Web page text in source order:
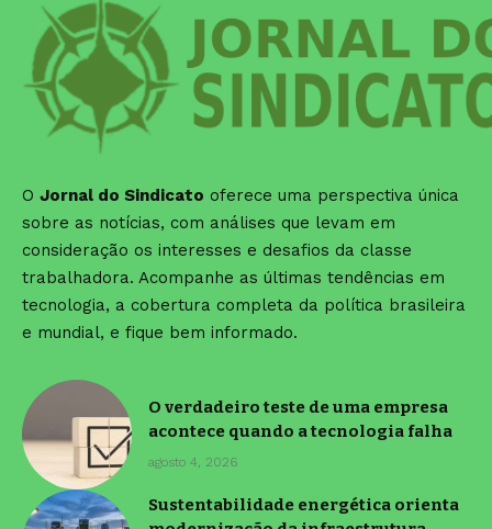
O Jornal do Sindicato oferece uma perspectiva única
sobre as notícias, com análises que levam em
consideração os interesses e desafios da classe
trabalhadora. Acompanhe as últimas tendências em
tecnologia, a cobertura completa da política brasileira
e mundial, e fique bem informado.
O verdadeiro teste de uma empresa
acontece quando a tecnologia falha
agosto 4, 2026
Sustentabilidade energética orienta